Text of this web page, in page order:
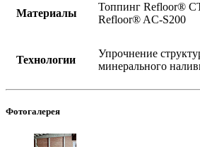
Материалы
Топпинг Refloor®️
Refloor®️ AC-S200
Технологии
Упрочнение
минерального
Фотогалерея